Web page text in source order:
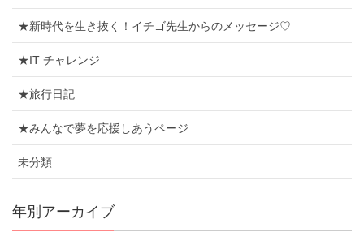
★新時代を生き抜く！イチゴ先生からのメッセージ♡
★IT チャレンジ
★旅行日記
★みんなで夢を応援しあうページ
未分類
年別アーカイブ